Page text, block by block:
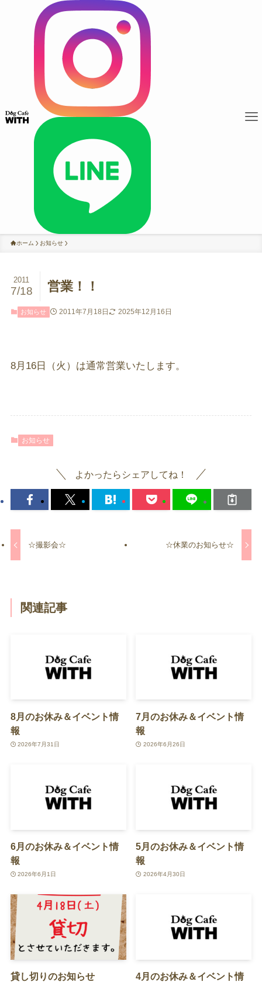
ホーム お知らせ
営業！！
2011
7/18
お知らせ 2011年7月18日 2025年12月16日
8月16日（火）は通常営業いたします。
お知らせ
よかったらシェアしてね！
☆撮影会☆ ☆休業のお知らせ☆
関連記事
8月のお休み＆イベント情
報
2026年7月31日
7月のお休み＆イベント情
報
2026年6月26日
6月のお休み＆イベント情
報
2026年6月1日
5月のお休み＆イベント情
報
2026年4月30日
貸し切りのお知らせ
4月のお休み＆イベント情